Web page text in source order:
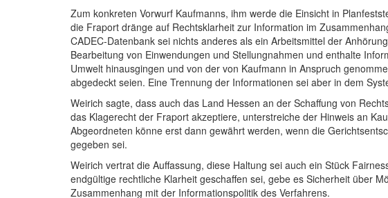
Zum konkreten Vorwurf Kaufmanns, ihm werde die Einsicht in
die Fraport dränge auf Rechtsklarheit zur Information im
CADEC-Datenbank sei nichts anderes als ein Arbeitsmittel der
Bearbeitung von Einwendungen und Stellungnahmen und enthalte
Umwelt hinausgingen und von der von Kaufmann in Anspruch
abgedeckt seien. Eine Trennung der Informationen sei aber in dem
Weirich sagte, dass auch das Land Hessen an der Schaffung von
das Klagerecht der Fraport akzeptiere, unterstreiche der Hinweis an
Abgeordneten könne erst dann gewährt werden, wenn die
gegeben sei.
Weirich vertrat die Auffassung, diese Haltung sei auch ein Stück
endgültige rechtliche Klarheit geschaffen sei, gebe es Sicherheit über
Zusammenhang mit der Informationspolitik des Verfahrens.